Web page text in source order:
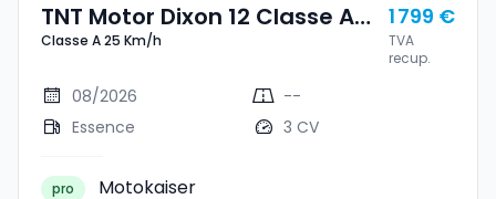
TNT Motor Dixon 12 Classe A
25 Km/h
Classe A 25 Km/h
1 799 €
TVA
recup.
08/2026
--
Essence
3 CV
pro Motokaiser